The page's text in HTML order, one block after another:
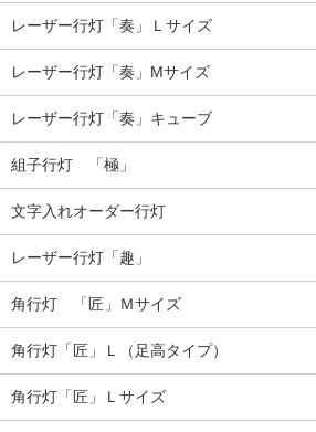
レーザー行灯「奏」Ｌサイズ
レーザー行灯「奏」Mサイズ
レーザー行灯「奏」キューブ
組子行灯 「極」
文字入れオーダー行灯
レーザー行灯「趣」
角行灯 「匠」Ｍサイズ
角行灯「匠」Ｌ（足高タイプ）
角行灯「匠」Ｌサイズ